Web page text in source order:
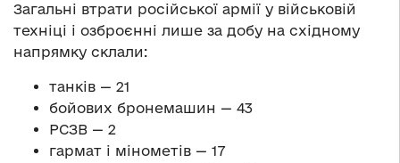
Загальні втрати російської армії у військовій
техніці і озброєнні лише за добу на східному
напрямку склали:
танків — 21
бойових бронемашин — 43
РСЗВ — 2
гармат і мінометів — 17